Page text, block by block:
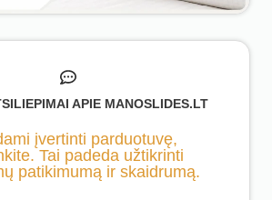
APIE MANOSLIDES.LT
įvertinti parduotuvę,
Tai padeda užtikrinti
patikimumą ir skaidrumą.